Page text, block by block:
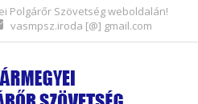
Polgárőr Szövetség weboldalán!
vasmpsz.iroda [@] gmail.com